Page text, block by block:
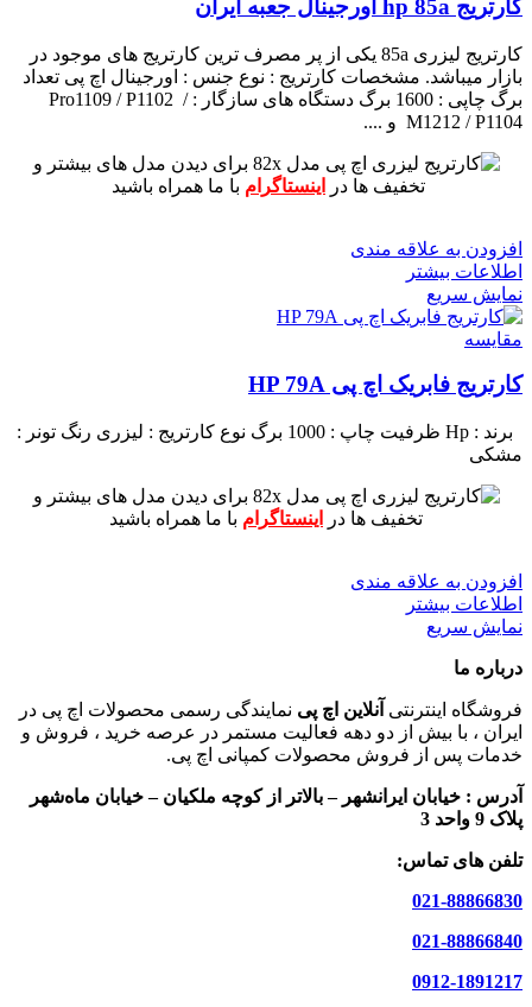
کارتریج hp 85a اورجینال جعبه ایران
کارتریج لیزری 85a یکی از پر مصرف ترین کارتریج های موجود در
بازار میباشد. مشخصات کارتریج : نوع جنس : اورجینال اچ پی تعداد
برگ چاپی : 1600 برگ
دستگاه های سازگار : Pro1109 / P1102 /
M1212 / P1104 و ....
برای دیدن مدل های بیشتر و
تخفیف ها در
اینستاگرام با ما همراه باشید
افزودن به علاقه مندی
اطلاعات بیشتر
نمایش سریع
مقايسه
کارتریج فابریک اچ پی HP 79A
برند : Hp ظرفیت چاپ : 1000 برگ نوع کارتریج : لیزری رنگ تونر :
مشکی
برای دیدن مدل های بیشتر و
تخفیف ها در
اینستاگرام با ما همراه باشید
افزودن به علاقه مندی
اطلاعات بیشتر
نمایش سریع
درباره ما
فروشگاه اینترنتی آنلاین اچ پی نمایندگی رسمی محصولات اچ پی در
ایران ، با بیش از دو دهه فعالیت مستمر در عرصه خرید ، فروش و
خدمات پس از فروش محصولات کمپانی اچ پی.
آدرس : خیابان ایرانشهر – بالاتر از کوچه ملکیان – خیابان ماه‌شهر
پلاک 9 واحد 3
تلفن های تماس:
021-88866830
021-88866840
0912-1891217